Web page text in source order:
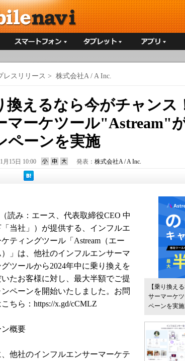
レスリリース > 株式会社A / A Inc.
換えるなら今がチャンス
マーケツール"Astream"
ペーンを実施
月15日 10:00 発表： 株式会社A / A Inc.
【乗り換え
サーマーケ
ペーンを実施
読み：エース、代表取締役CEO 中
当社」）が提供する、インフルエ
ティングツール「Astream（エー
」は、他社のインフルエンサーマ
ツールから2024年中に乗り換えを
いたお客様に対し、最大半額でご提
ペーンを開始いたしました。お問
ちら： https://x.gd/cCMLZ
概要
、他社のインフルエンサーマーケテ